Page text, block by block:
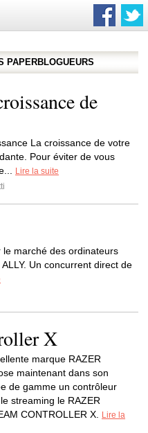
PAPERBLOGUEURS
de
La croissance de votre
Pour éviter de vous
Lire la suite
marché des ordinateurs
Un concurrent direct de
X
marque RAZER
maintenant dans son
de gamme un contrôleur
streaming le RAZER
CONTROLLER X.
Lire la